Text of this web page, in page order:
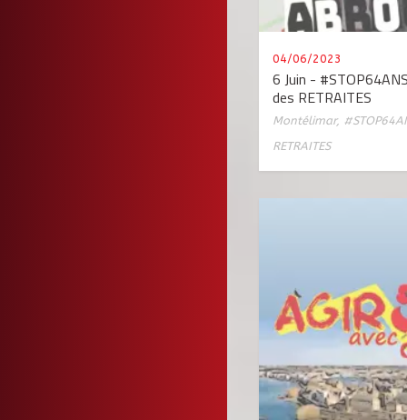
04/06/2023
6 Juin -
des RETRAITES
Montélimar,
RETRAITES